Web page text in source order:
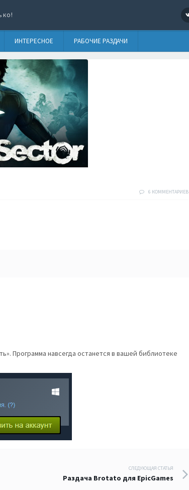
ИНТЕРЕСНОЕ РАБОЧИЕ РАЗДАЧИ
6 КОММЕНТАРИЕВ
Программа навсегда останется в вашей библиотеке
СЛЕДУЮЩАЯ СТАТЬЯ
Раздача Brotato для EpicGames